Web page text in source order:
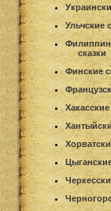
Ульчские
сказки
Финские
Хакасские